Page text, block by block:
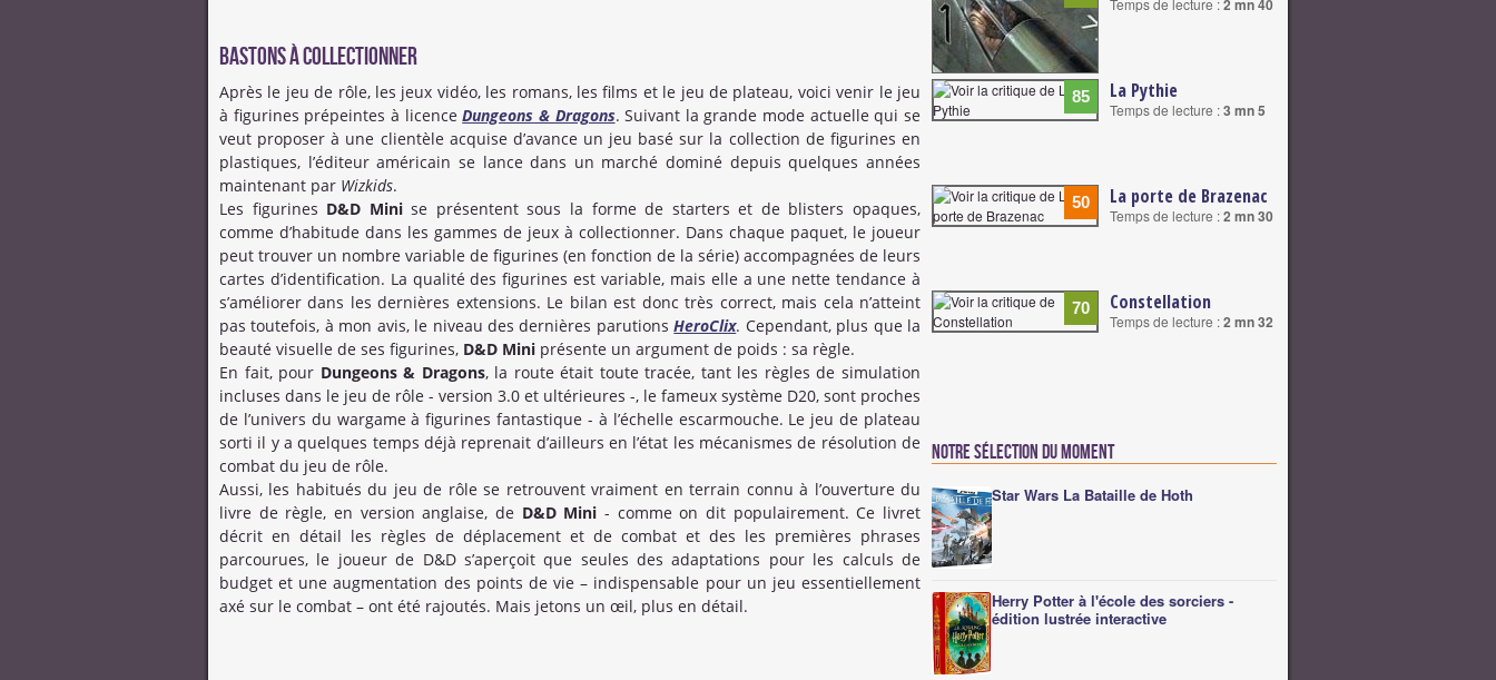
Bastons à collectionner
Après le jeu de rôle, les jeux vidéo, les romans, les films et le jeu de plateau, voici venir le jeu
à figurines prépeintes à licenceDungeons & Dragons. Suivant la grande mode actuelle qui se
veut proposer à une clientèle acquise d’avance un jeu basé sur la collection de figurines en
plastiques, l’éditeur américain se lance dans un marché dominé depuis quelques années
maintenant par Wizkids.
Les figurines D&D Minise présentent sous la forme de starters et de blisters opaques,
comme d’habitude dans les gammes de jeux à collectionner. Dans chaque paquet, le joueur
peut trouver un nombre variable de figurines (en fonction de la série) accompagnées de leurs
cartes d’identification. La qualité des figurines est variable, mais elle a une nette tendance à
s’améliorer dans les dernières extensions. Le bilan est donc très correct, mais cela n’atteint
pas toutefois, à mon avis, le niveau des dernières parutionsHeroClix. Cependant, plus que la
beauté visuelle de ses figurines, D&D Mini présente un argument de poids : sa règle.
En fait, pour Dungeons & Dragons, la route était toute tracée, tant les règles de simulation
incluses dans le jeu de rôle - version 3.0 et ultérieures -, le fameux système D20, sont proches
de l’univers du wargame à figurines fantastique - à l’échelle escarmouche. Le jeu de plateau
sorti il y a quelques temps déjà reprenait d’ailleurs en l’état les mécanismes de résolution de
combat du jeu de rôle.
Aussi, les habitués du jeu de rôle se retrouvent vraiment en terrain connu à l’ouverture du
livre de règle, en version anglaise, de D&D Mini- comme on dit populairement. Ce livret
décrit en détail les règles de déplacement et de combat et des les premières phrases
parcourues, le joueur de D&D s’aperçoit que seules des adaptations pour les calculs de
budget et une augmentation des points de vie – indispensable pour un jeu essentiellement
axé sur le combat – ont été rajoutés. Mais jetons un œil, plus en détail.
Temps de lecture :2 mn 40
85 La Pythie
Temps de lecture :3 mn 5
50 La porte de Brazenac
Temps de lecture :2 mn 30
70 Constellation
Temps de lecture :2 mn 32
Notre sélection du moment
Star Wars La Bataille de Hoth
Herry Potter à l'école des sorciers -
édition lustrée interactive